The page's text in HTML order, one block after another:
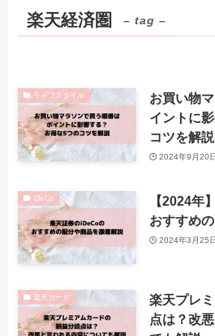
楽天経済圏 – tag –
ライフスタイル
お買い物
イントに
コツを解説
2024年9月20日
iDeCo
【2024年
おすすめ
2024年3月25日
楽天カード
楽天プレ
点は？改